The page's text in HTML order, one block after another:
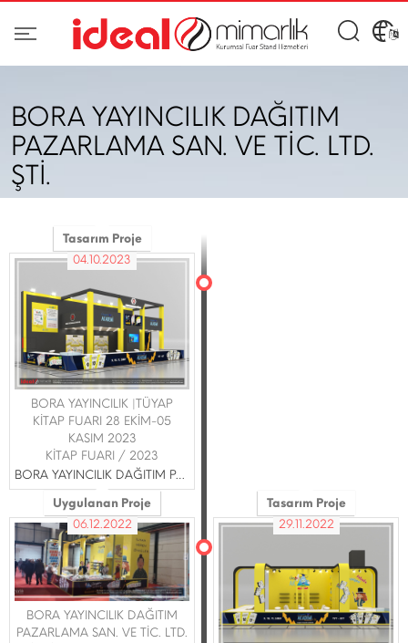
BORA YAYINCILIK DAĞITIM
PAZARLAMA SAN. VE TİC. LTD.
ŞTİ.
Tasarım Proje
04.10.2023
BORA YAYINCILIK |TÜYAP
KİTAP FUARI 28 EKİM-05
KASIM 2023
KİTAP FUARI / 2023
BORA YAYINCILIK DAĞITIM PAZARLAMA SAN. VE TİC. LTD. ŞTİ.
Uygulanan Proje
06.12.2022
BORA YAYINCILIK DAĞITIM
PAZARLAMA SAN. VE TİC. LTD.
Tasarım Proje
29.11.2022